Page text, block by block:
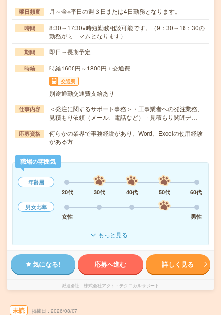
曜日頻度 月～金※平日の週３日または4日勤務となります。
時間
8:30～17:30※時短勤務相談可能です。（9：30～16：30の
勤務がミニマムとなります）
期間 即日～長期予定
時給 時給1600円～1800円＋交通費
交通費
別途通勤交通費支給あり
仕事内容
＜発注に関するサポート事務＞・工事業者への発注業務、
見積もり依頼（メール、電話など）・見積もり関連デ…
応募資格
何らかの業界で事務経験があり、Word、Excelの使用経験
がある方
職場の雰囲気
年齢層
20代
30代 40代 50代
60代
男女比率
女性
男性
もっと見る
気になる! 応募へ進む 詳しく見る
派遣会社 株式会社アクト・テクニカルサポート
未読 掲載日 2026/08/07